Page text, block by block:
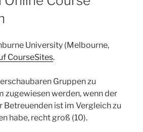
University (Melbourne,
CourseSites.
Gruppen zu
zugewiesen werden, wenn der
ist im Vergleich zu
habe, recht groß (10).